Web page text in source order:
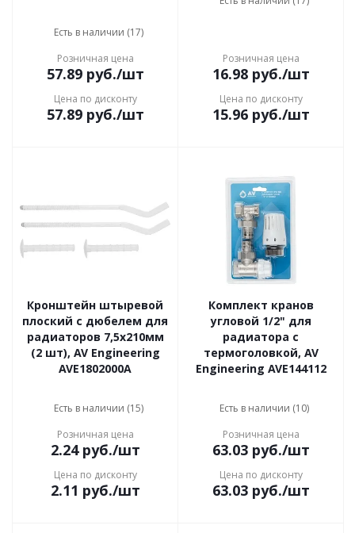
Есть в наличии (17)
Розничная цена
57.89руб./шт
Цена по дисконту
57.89руб./шт
Розничная цена
16.98руб./шт
Цена по дисконту
15.96руб./шт
Кронштейн штыревой
плоский с дюбелем для
радиаторов 7,5х210мм
(2 шт), AV Engineering
AVE1802000A
Есть в наличии (15)
Розничная цена
2.24руб./шт
Цена по дисконту
2.11 руб./шт
Комплект кранов
угловой 1/2" для
радиатора с
термоголовкой, AV
Engineering AVE144112
Есть в наличии (10)
Розничная цена
63.03руб./шт
Цена по дисконту
63.03руб./шт